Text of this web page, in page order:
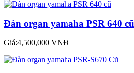
Đàn organ yamaha PSR 640 cũ
Giá:4,500,000 VNĐ